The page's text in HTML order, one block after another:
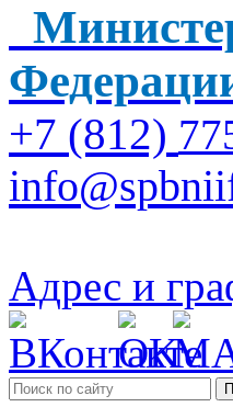
+7 (812)
Адрес и